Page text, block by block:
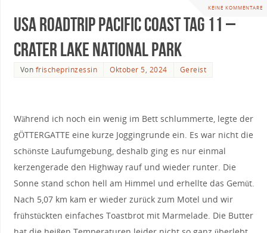
KEINE KOMMENTARE
USA Roadtrip Pacific Coast Tag 11 –
Crater Lake National Park
Von frischeprinzessin Oktober 5, 2024 Gereist
Während ich noch ein wenig im Bett schlummerte, legte der
gÖTTERGATTE eine kurze Joggingrunde ein. Es war nicht die
schönste Laufumgebung, deshalb ging es nur einmal
kerzengerade den Highway rauf und wieder runter. Die
Sonne stand schon hell am Himmel und erhellte das Gemüt.
Nach 5,07 km kam er wieder zurück zum Motel und wir
frühstückten einfaches Toastbrot mit Marmelade. Die Butter